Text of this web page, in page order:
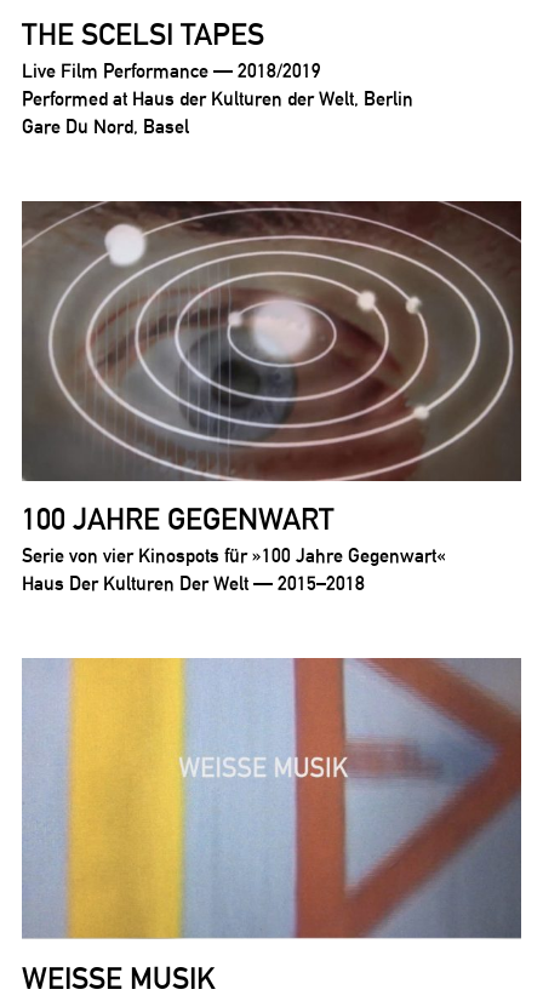
THE SCELSI TAPES
Live Film Performance — 2018/2019
Performed at Haus der Kulturen der Welt, Berlin
Gare Du Nord, Basel
100 JAHRE GEGENWART
Serie von vier Kinospots für »100 Jahre Gegenwart«
Haus Der Kulturen Der Welt — 2015–2018
WEISSE MUSIK